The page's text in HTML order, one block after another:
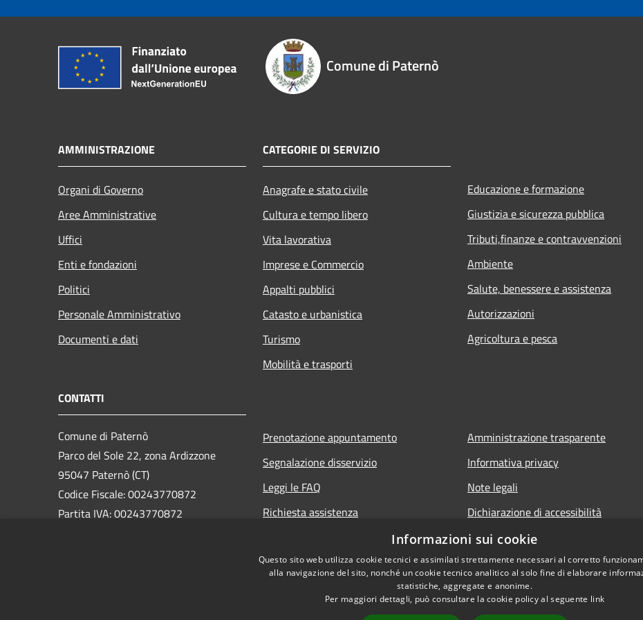
Comune di Paternò
AMMINISTRAZIONE
Organi di Governo
Aree Amministrative
Uffici
Enti e fondazioni
Politici
Personale Amministrativo
Documenti e dati
CATEGORIE DI SERVIZIO
Anagrafe e stato civile
Cultura e tempo libero
Vita lavorativa
Imprese e Commercio
Appalti pubblici
Catasto e urbanistica
Turismo
Mobilità e trasporti
Educazione e formazione
Giustizia e sicurezza pubblica
Tributi,finanze e contravvenzioni
Ambiente
Salute, benessere e assistenza
Autorizzazioni
Agricoltura e pesca
CONTATTI
Comune di Paternò
Parco del Sole 22, zona Ardizzone
95047 Paternò (CT)
Codice Fiscale: 00243770872
Partita IVA: 00243770872
Prenotazione appuntamento
Segnalazione disservizio
Leggi le FAQ
Richiesta assistenza
Amministrazione trasparente
Informativa privacy
Note legali
Dichiarazione di accessibilità
Informazioni sui cookie
Questo sito web utilizza cookie tecnici e assimilati strettamente necessari al corretto
alla navigazione del sito, nonché un cookie tecnico analitico al solo fine di elaborare
statistiche, aggregate e anonime.
Per maggiori dettagli, può consultare la cookie policy al seguente link